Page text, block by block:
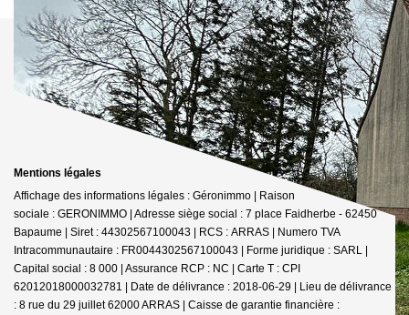
Mentions légales
Affichage des informations légales : Géronimmo | Raison
sociale : GERONIMMO | Adresse siège social : 7 place Faidherbe - 62450
Bapaume | Siret : 44302567100043 | RCS : ARRAS | Numero TVA
Intracommunautaire : FR0044302567100043 | Forme juridique : SARL |
Capital social : 8 000 | Assurance RCP : NC | Carte T : CPI
62012018000032781 | Date de délivrance : 2018-06-29 | Lieu de délivrance
: 8 rue du 29 juillet 62000 ARRAS | Caisse de garantie financière :